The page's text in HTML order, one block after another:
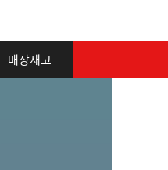
매장재고